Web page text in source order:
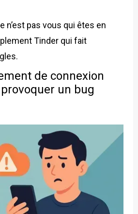
n’est pas vous qui êtes en
Tinder qui fait
de connexion
un bug